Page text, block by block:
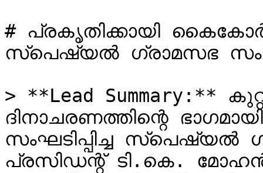
# പ്രകൃതിക്കായി
സ്പെഷ്യൽ ഗ്രാമസഭ
> **Lead Summary:**
ദിനാചരണത്തിന്റെ
സംഘടിപ്പിച്ച സ്‌പെഷ്യല്‍ ഗ്രാമസഭ പഞ്ചായത്ത്
പ്രസിഡന്റ് ടി.കെ.